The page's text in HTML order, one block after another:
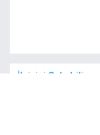
İlginizi Çekebilir